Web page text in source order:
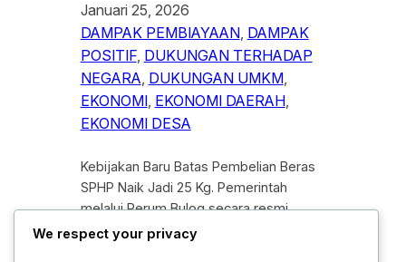
Januari 25, 2026
DAMPAK PEMBIAYAAN, DAMPAK
POSITIF, DUKUNGAN TERHADAP
NEGARA, DUKUNGAN UMKM
EKONOMI, EKONOMI DAERAH
EKONOMI DESA
Kebijakan Baru Batas Pembelian Beras
SPHP Naik Jadi 25 Kg. Pemerintah
melalui Perum Bulog secara resmi
mengumumkan perubahan regulasi
We respect your privacy